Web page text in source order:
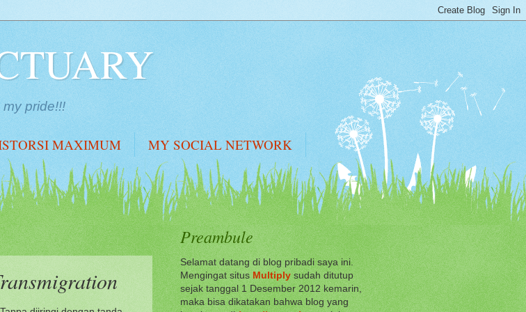
pride!!!
MAXIMUM MY SOCIAL NETWORK
Preambule
Selamat datang di blog pribadi saya ini.
Mengingat situs Multiplysudah ditutup
sejak tanggal 1 Desember 2012 kemarin,
maka bisa dikatakan bahwa blog yang